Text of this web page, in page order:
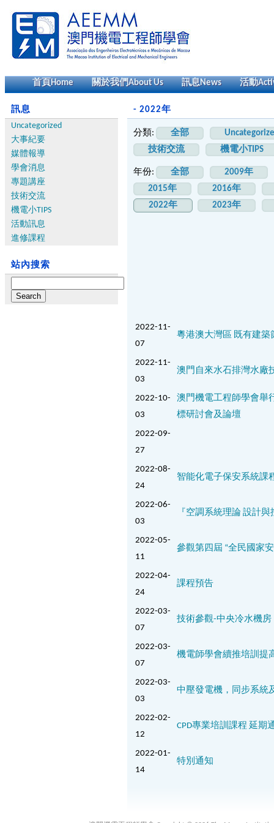
首頁Home 關於我們About Us 訊息News 活動
訊息
Uncategorized
大事紀要
媒體報導
學會消息
專題講座
技術交流
機電小TIPS
活動訊息
進修課程
站內搜索
for:
- 2022年
分類: 全部
技術交流
機電小TIPS
年份: 全部
2009年
2015年
2016年
2022年
2023年
2022-11-
07
粵港澳大灣區 既有建築
2022-11-
03
澳門自來水石排灣水廠
2022-10-
03
澳門機電工程師學會舉
標研討會及論壇
2022-09-
27
2022-08-
24
智能化電子保安系統課
2022-06-
03
『空調系統理論 設計
2022-05-
11
參觀第四屆 “全民國家
2022-04-
24
課程預告
2022-03-
07
技術參觀-中央冷水機
2022-03-
07
機電師學會續推培訓提
2022-03-
03
中壓發電機，同步系統
2022-02-
12
CPD專業培訓課程 延期
2022-01-
14
特別通知